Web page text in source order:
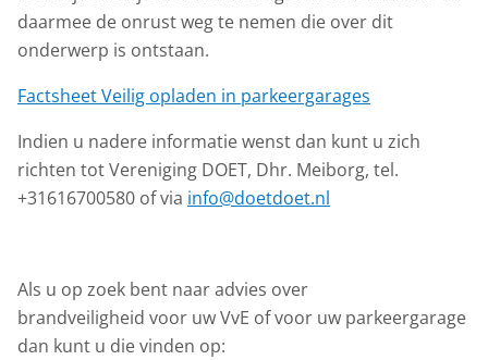
daarmee de onrust weg te nemen die over dit
onderwerp is ontstaan.
Factsheet Veilig opladen in parkeergarages
Indien u nadere informatie wenst dan kunt u zich
richten tot Vereniging DOET, Dhr. Meiborg, tel.
+31616700580 of via info@doetdoet.nl
Als u op zoek bent naar advies over
brandveiligheid voor uw VvE of voor uw parkeergarage
dan kunt u die vinden op: